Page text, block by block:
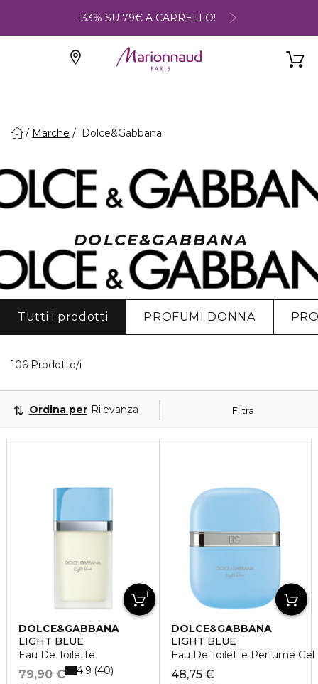
-33% SU 79€ A CARRELLO!
Marche Dolce&Gabbana
DOLCE&GABBANA
Tutti i prodotti PROFUMI DONNA
106 Prodotto/i
Filtra
Ordina per Rilevanza
DOLCE&GABBANA
LIGHT BLUE
Eau De Toilette
79,90 € 4.9 40
DOLCE&GABBANA
LIGHT BLUE
Eau De Toilette Perfume Gel
48,75 €